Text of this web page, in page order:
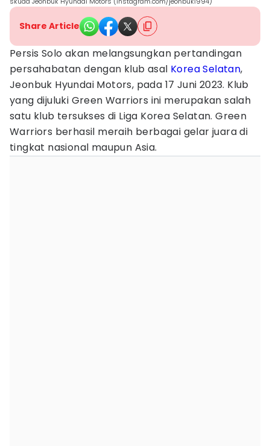
Share Article
Persis Solo akan melangsungkan pertandingan
persahabatan dengan klub asal Korea Selatan,
Jeonbuk Hyundai Motors, pada 17 Juni 2023. Klub
yang dijuluki Green Warriors ini merupakan salah
satu klub tersukses di Liga Korea Selatan. Green
Warriors berhasil meraih berbagai gelar juara di
tingkat nasional maupun Asia.